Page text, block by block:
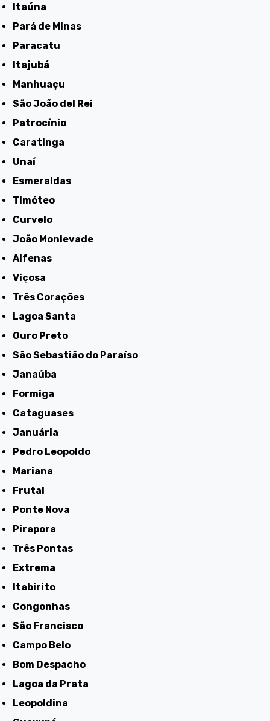
Itaúna
Pará de Minas
Paracatu
Itajubá
Manhuaçu
São João del Rei
Patrocínio
Caratinga
Unaí
Esmeraldas
Timóteo
Curvelo
João Monlevade
Alfenas
Viçosa
Três Corações
Lagoa Santa
Ouro Preto
São Sebastião do Paraíso
Janaúba
Formiga
Cataguases
Januária
Pedro Leopoldo
Mariana
Frutal
Ponte Nova
Pirapora
Três Pontas
Extrema
Itabirito
Congonhas
São Francisco
Campo Belo
Bom Despacho
Lagoa da Prata
Leopoldina